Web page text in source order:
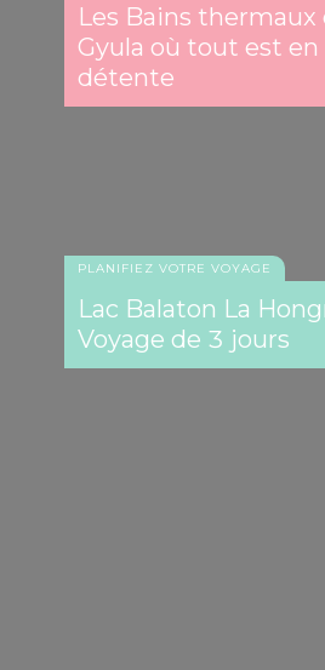
Les Bains thermaux
Gyula où tout est en
détente
PLANIFIEZ VOTRE VOYAGE
Lac Balaton La
Voyage de 3 jours